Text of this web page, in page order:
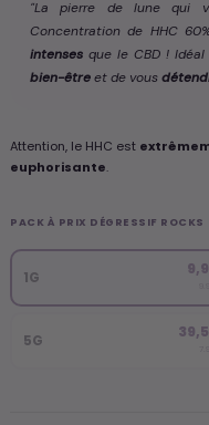
"La pierre de lune qui
Concentration de HHC
intenses que le CBD !
bien-êtreet de vous
Attention, le HHC est
euphorisante.
PACK À PRIX DÉGRESSIF ROCKS
1G
5G